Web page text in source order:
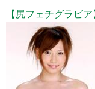
【尻フェチグラビア